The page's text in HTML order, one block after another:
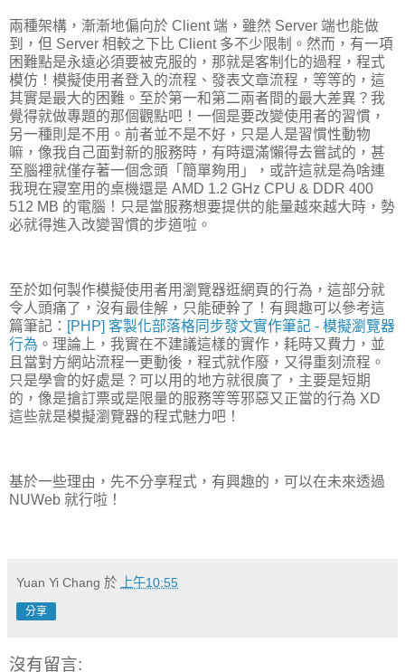
兩種架構，漸漸地偏向於 Client 端，雖然 Server 端也能做
到，但 Server 相較之下比 Client 多不少限制。然而，有一項
困難點是永遠必須要被克服的，那就是客制化的過程，程式
模仿！模擬使用者登入的流程、發表文章流程，等等的，這
其實是最大的困難。至於第一和第二兩者間的最大差異？我
覺得就做專題的那個觀點吧！一個是要改變使用者的習慣，
另一種則是不用。前者並不是不好，只是人是習慣性動物
嘛，像我自己面對新的服務時，有時還滿懶得去嘗試的，甚
至腦裡就僅存著一個念頭「簡單夠用」，或許這就是為啥連
我現在寢室用的桌機還是 AMD 1.2 GHz CPU & DDR 400
512 MB 的電腦！只是當服務想要提供的能量越來越大時，勢
必就得進入改變習慣的步道啦。
至於如何製作模擬使用者用瀏覽器逛網頁的行為，這部分就
令人頭痛了，沒有最佳解，只能硬幹了！有興趣可以參考這
篇筆記： [PHP] 客製化部落格同步發文實作筆記 - 模擬瀏覽器
行為 。理論上，我實在不建議這樣的實作，耗時又費力，並
且當對方網站流程一更動後，程式就作廢，又得重刻流程。
只是學會的好處是？可以用的地方就很廣了，主要是短期
的，像是搶訂票或是限量的服務等等邪惡又正當的行為 XD
這些就是模擬瀏覽器的程式魅力吧！
基於一些理由，先不分享程式，有興趣的，可以在未來透過
NUWeb 就行啦！
Yuan Yi Chang 於 上午10:55
分享
沒有留言: